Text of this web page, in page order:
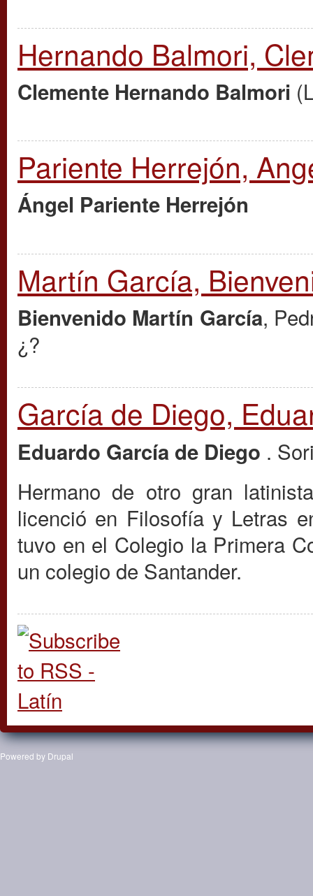
Hernando Balmori,
Clemente Hernando Balmori
Pariente Herrejón,
Ángel Pariente Herrejón
Martín García,
Bienvenido Martín García,
¿?
García de Diego,
Eduardo García de Diego .
Hermano de otro gran
licenció en Filosofía y Letras
tuvo en el Colegio la Primera
un colegio de Santander.
Powered by Drupal